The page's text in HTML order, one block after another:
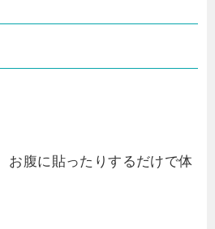
お腹に貼ったりするだけで体